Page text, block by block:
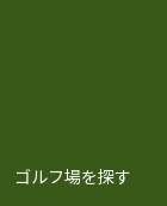
ゴルフ場を探す